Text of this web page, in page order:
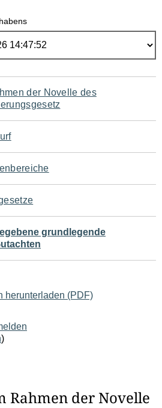
der Novelle des
grundlegende
herunterladen (PDF)
)
Rahmen der Novelle